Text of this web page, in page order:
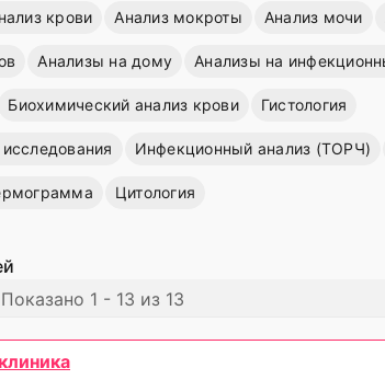
крови Анализ мокроты Анализ мочи
Анализы на дому Анализы на
Биохимический анализ крови Гистология
Инфекционный анализ (ТОРЧ)
Цитология
Показано 1 - 13 из 13